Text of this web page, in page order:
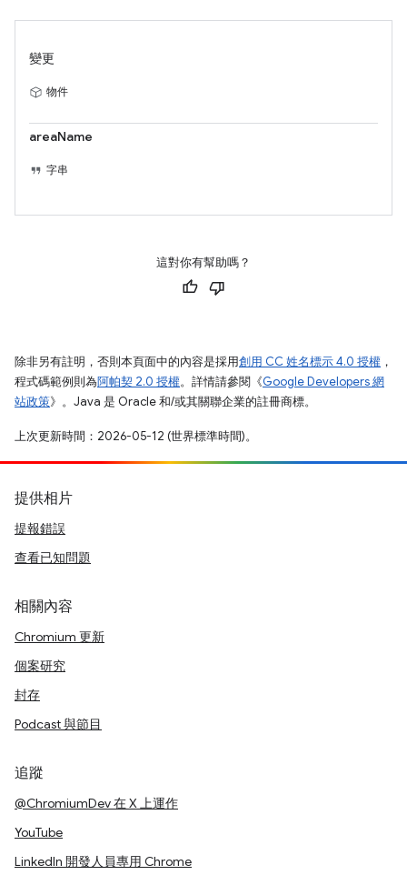
變更
物件
areaName
字串
這對你有幫助嗎？
除非另有註明，否則本頁面中的內容是採用創用 CC 姓名標示 4.0 授權 ，
程式碼範例則為阿帕契 2.0 授權。詳情請參閱《Google Developers 網
站政策》。Java 是 Oracle 和/或其關聯企業的註冊商標。
上次更新時間：2026-05-12 (世界標準時間)。
提供相片
提報錯誤
查看已知問題
相關內容
Chromium 更新
個案研究
封存
Podcast 與節目
追蹤
@ChromiumDev 在 X 上運作
YouTube
LinkedIn 開發人員專用 Chrome